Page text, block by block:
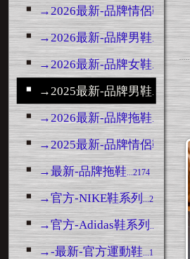
→2026最新-品牌情侶鞋 ...3133
→2026最新-品牌男鞋...10490
→2026最新-品牌女鞋...5157
→2025最新-品牌男鞋 ...14776
→2026最新-品牌拖鞋...6846
→2025最新-品牌情侶鞋 ...3445
→最新-品牌拖鞋...2174
→官方-NIKE鞋系列...23038
→官方-Adidas鞋系列...1217
→-最新-官方運動鞋...13292